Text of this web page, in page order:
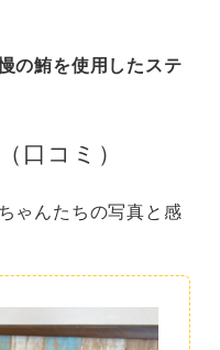
の鮪を使用したステ
口コミ）
ゃんたちの写真と感